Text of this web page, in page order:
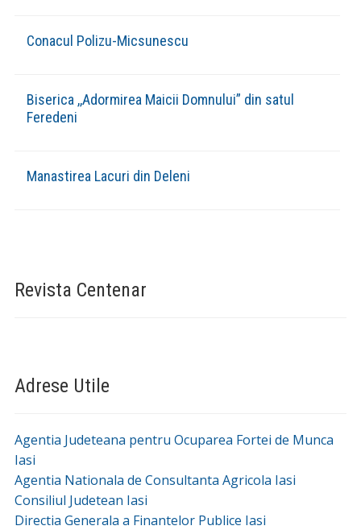
Conacul Polizu-Micsunescu
Biserica ,,Adormirea Maicii Domnului” din satul
Feredeni
Manastirea Lacuri din Deleni
Revista Centenar
Adrese Utile
Agentia Judeteana pentru Ocuparea Fortei de Munca
Iasi
Agentia Nationala de Consultanta Agricola Iasi
Consiliul Judetean Iasi
Directia Generala a Finantelor Publice Iasi